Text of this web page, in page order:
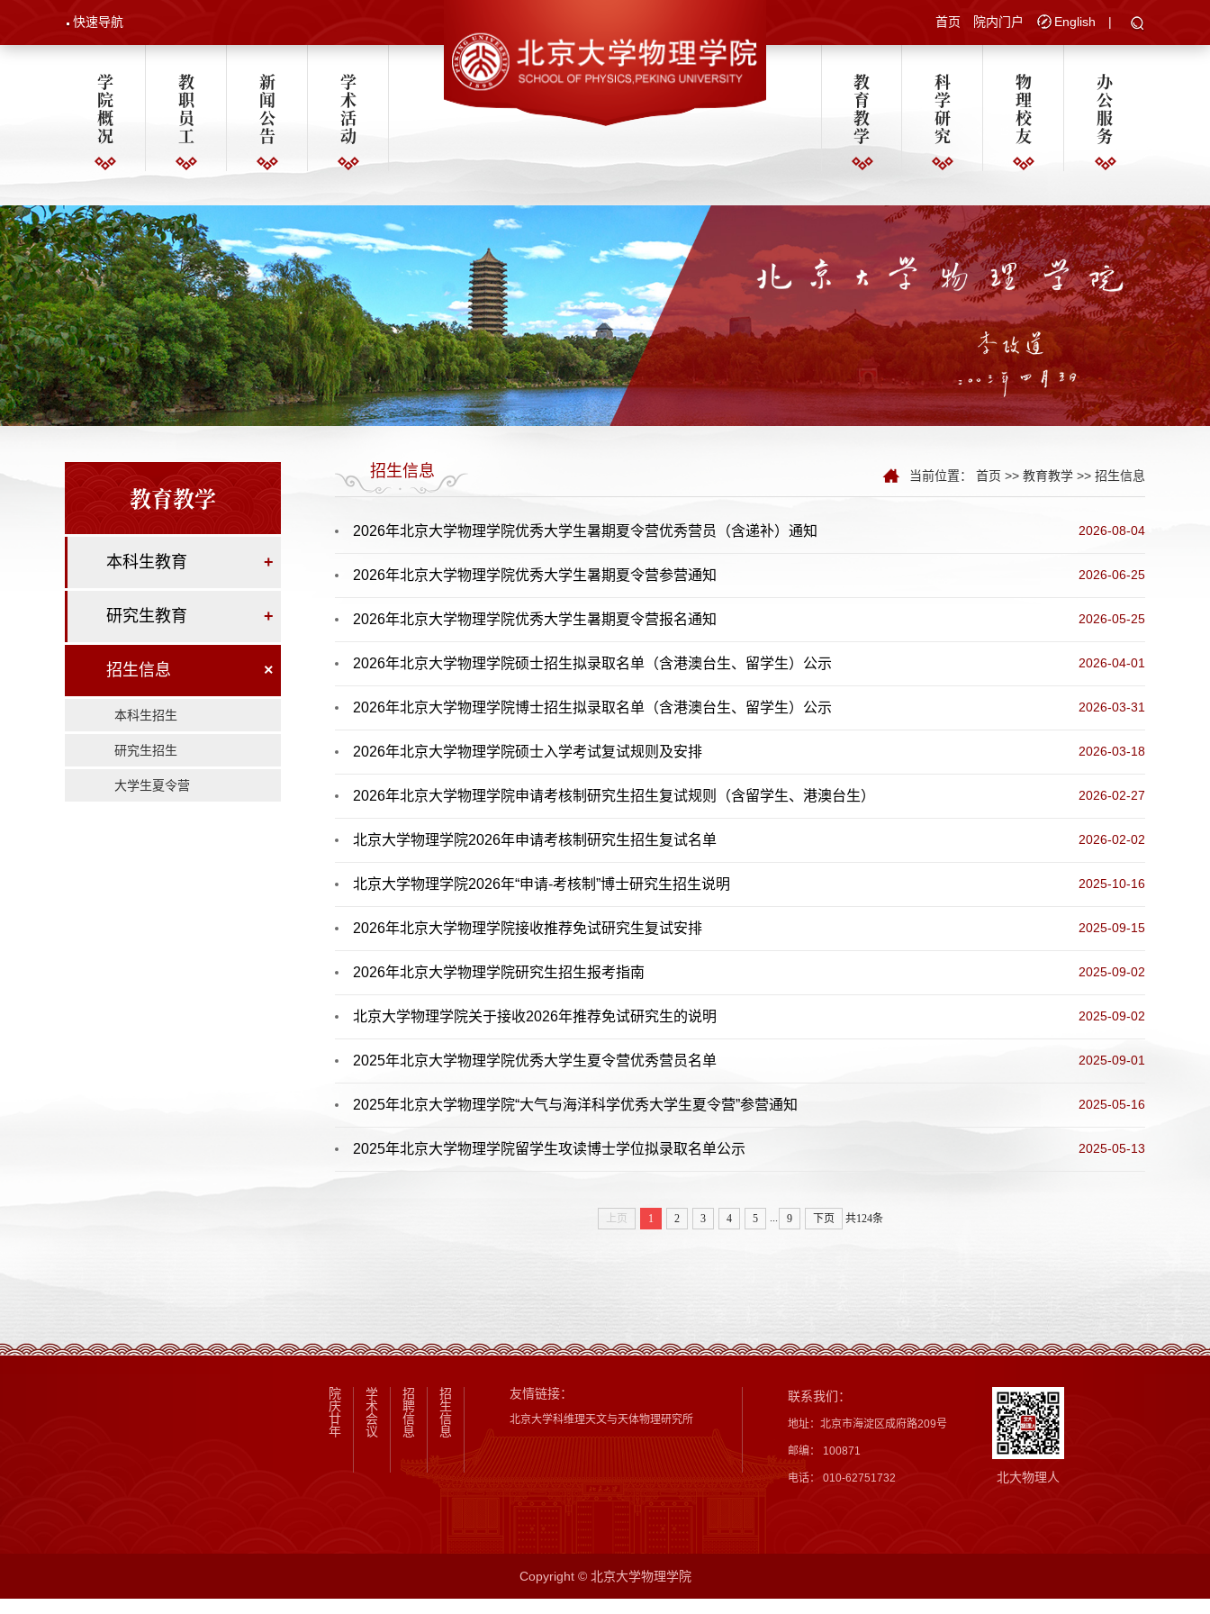
快速导航 首页 院内门户 English |
学
院
概
况
教
职
员
工
新
闻
公
告
学
术
活
动
教
育
教
学
科
学
研
究
物
理
校
友
办
公
服
务
教育教学
本科生教育 +
研究生教育 +
招生信息 ×
本科生招生
研究生招生
大学生夏令营
招生信息 当前位置： 首页 >> 教育教学 >> 招生信息
2026年北京大学物理学院优秀大学生暑期夏令营优秀营员（含递补）通知 2026-08-04
2026年北京大学物理学院优秀大学生暑期夏令营参营通知 2026-06-25
2026年北京大学物理学院优秀大学生暑期夏令营报名通知 2026-05-25
2026年北京大学物理学院硕士招生拟录取名单（含港澳台生、留学生）公示 2026-04-01
2026年北京大学物理学院博士招生拟录取名单（含港澳台生、留学生）公示 2026-03-31
2026年北京大学物理学院硕士入学考试复试规则及安排 2026-03-18
2026年北京大学物理学院申请考核制研究生招生复试规则（含留学生、港澳台生） 2026-02-27
北京大学物理学院2026年申请考核制研究生招生复试名单 2026-02-02
北京大学物理学院2026年“申请-考核制”博士研究生招生说明 2025-10-16
2026年北京大学物理学院接收推荐免试研究生复试安排 2025-09-15
2026年北京大学物理学院研究生招生报考指南 2025-09-02
北京大学物理学院关于接收2026年推荐免试研究生的说明 2025-09-02
2025年北京大学物理学院优秀大学生夏令营优秀营员名单 2025-09-01
2025年北京大学物理学院“大气与海洋科学优秀大学生夏令营”参营通知 2025-05-16
2025年北京大学物理学院留学生攻读博士学位拟录取名单公示 2025-05-13
上页 1 2 3 4 5 9 下页 共124条
院
庆
廿
年
学
术
会
议
招
聘
信
息
招
生
信
息
友情链接：
北京大学科维理天文与天体物理研究所
联系我们：
地址：北京市海淀区成府路209号
邮编： 100871
电话： 010-62751732 北大物理人
Copyright © 北京大学物理学院